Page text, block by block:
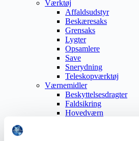
Værktøj
Affaldsudstyr
Beskæresaks
Grensaks
Lygter
Opsamlere
Save
Snerydning
Teleskopværktøj
Værnemidler
Beskyttelsesdragter
Faldsikring
Hovedværn